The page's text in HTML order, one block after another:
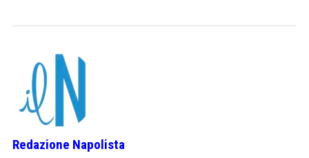
Redazione Napolista